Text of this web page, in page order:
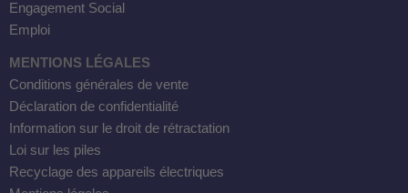
Engagement Social
Emploi
MENTIONS LÉGALES
Conditions générales de vente
Déclaration de confidentialité
Information sur le droit de rétractation
Loi sur les piles
Recyclage des appareils électriques